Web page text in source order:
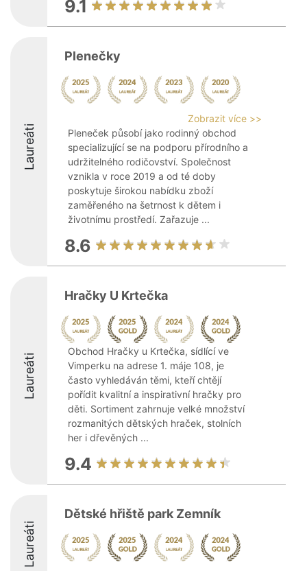
9.1
Laureáti
Plenečky
Zobrazit více >>
Pleneček působí jako rodinný obchod
specializující se na podporu přírodního a
udržitelného rodičovství. Společnost
vznikla v roce 2019 a od té doby
poskytuje širokou nabídku zboží
zaměřeného na šetrnost k dětem i
životnímu prostředí. Zařazuje ...
8.6
Laureáti
Hračky U Krtečka
Obchod Hračky u Krtečka, sídlící ve
Vimperku na adrese 1. máje 108, je
často vyhledáván těmi, kteří chtějí
pořídit kvalitní a inspirativní hračky pro
děti. Sortiment zahrnuje velké množství
rozmanitých dětských hraček, stolních
her i dřevěných ...
9.4
Laureáti
Dětské hřiště park Zemník